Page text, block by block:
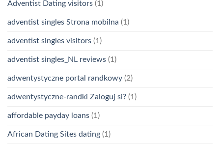
Adventist Dating visitors (1)
adventist singles Strona mobilna (1)
adventist singles visitors (1)
adventist singles_NL reviews (1)
adwentystyczne portal randkowy (2)
adwentystyczne-randki Zaloguj si? (1)
affordable payday loans (1)
African Dating Sites dating (1)